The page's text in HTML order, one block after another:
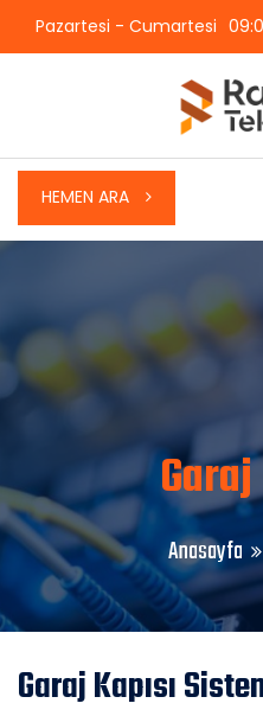
Pazartesi - Cumartesi
HEMEN ARA
Garaj
Anasayfa
Garaj Kapısı